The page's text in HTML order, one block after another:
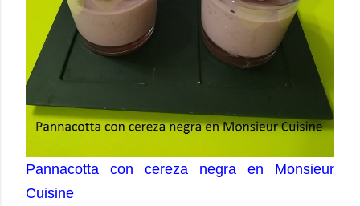
Pannacotta con cereza negra en Monsieur
Cuisine